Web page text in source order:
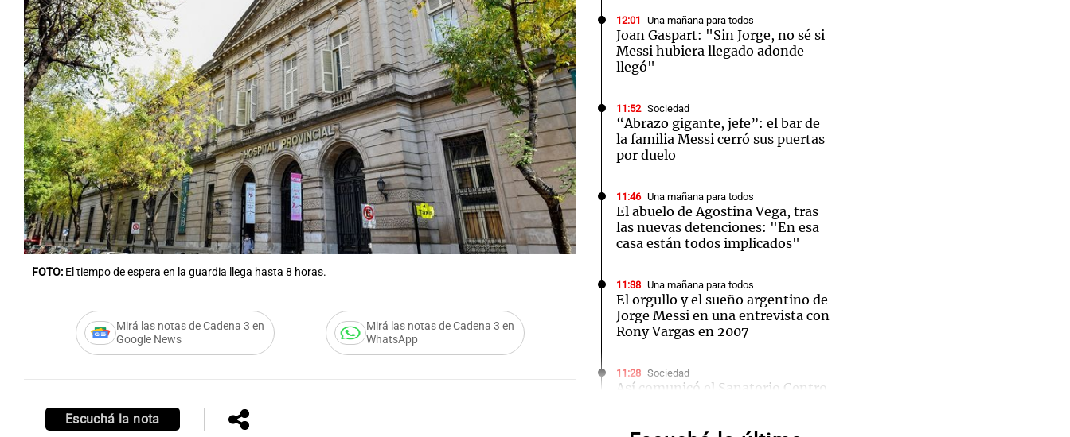
FOTO: El tiempo de espera en la guardia llega hasta 8 horas.
Mirá las notas de Cadena 3 en
Google News
Mirá las notas de Cadena 3 en
WhatsApp
Escuchá la nota
12:01 Una mañana para todos
Joan Gaspart: "Sin Jorge, no sé si
Messi hubiera llegado adonde
llegó"
11:52 Sociedad
“Abrazo gigante, jefe”: el bar de
la familia Messi cerró sus puertas
por duelo
11:46 Una mañana para todos
El abuelo de Agostina Vega, tras
las nuevas detenciones: "En esa
casa están todos implicados"
11:38 Una mañana para todos
El orgullo y el sueño argentino de
Jorge Messi en una entrevista con
Rony Vargas en 2007
11:28 Sociedad
Así comunicó el Sanatorio Centro
Notas
Editorial
Notas
Mundial 2026
Notas
La Sole en Cadena 3
Notas
El huracán de Arequito Cadena 3 en Groenlandia